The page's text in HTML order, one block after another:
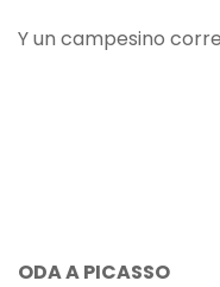
Y un campesino
ODA A PICASSO